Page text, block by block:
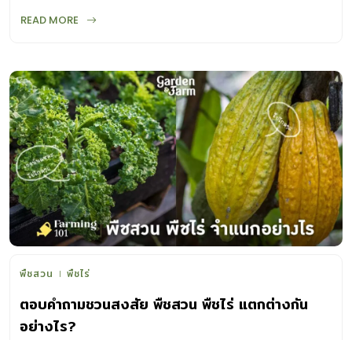
READ MORE
พืชสวน พืชไร่
ตอบคำถามชวนสงสัย พืชสวน พืชไร่ แตกต่างกัน
อย่างไร?